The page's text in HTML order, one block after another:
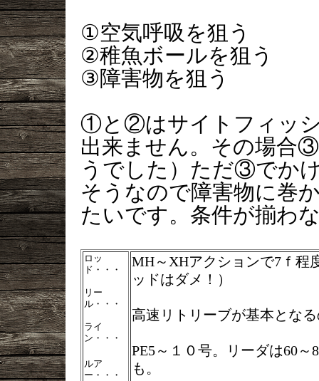
①空気呼吸を狙う
②稚魚ボールを狙う
③障害物を狙う
①と②はサイトフィッ
出来ません。その場合
うでした）ただ③でか
そうなので障害物に巻
たいです。条件が揃わ
ロッ
ド・・・
リー
ル・・・
ライ
ン・・・
ルア
ー・・・
MH～XHアクションで7ｆ程
ッドはダメ！）
高速リトリーブが基本とな
PE5～１０号。リーダは60
も。